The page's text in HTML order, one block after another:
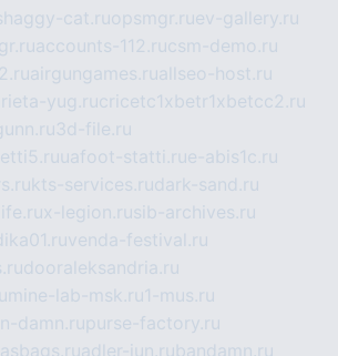
cat.ruopsmgr.ruev-gallery.ru
accounts-112.rucsm-demo.ru
airgungames.ruallseo-host.ru
yug.rucricetc1xbetr1xbetcc2.ru
3d-file.ru
uafoot-statti.rue-abis1c.ru
kts-services.rudark-sand.ru
x-legion.rusib-archives.ru
venda-festival.ru
dooraleksandria.ru
mine-lab-msk.ru1-mus.ru
damn.rupurse-factory.ru
adler-jun.rubandamn.ru